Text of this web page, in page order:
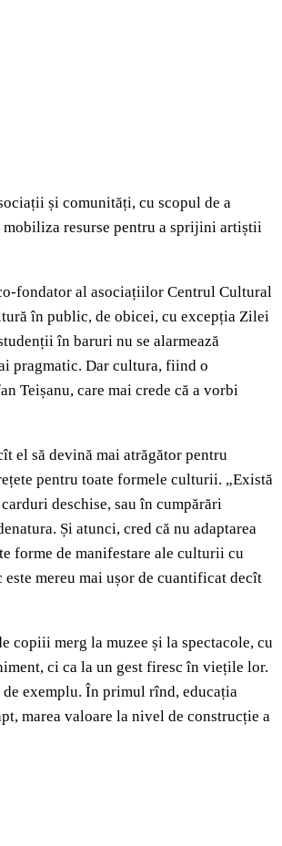
și comunități, cu scopul de a
mobiliza resurse pentru a sprijini artiștii
fondator al asociațiilor Centrul Cultural
în public, de obicei, cu excepția Zilei
în baruri nu se alarmează
pragmatic. Dar cultura, fiind o
Teișanu, care mai crede că a vorbi
el să devină mai atrăgător pentru
pentru toate formele culturii. „Există
deschise, sau în cumpărări
Și atunci, cred că nu adaptarea
forme de manifestare ale culturii cu
mereu mai ușor de cuantificat decît
copiii merg la muzee și la spectacole, cu
ci ca la un gest firesc în viețile lor.
de exemplu. În primul rînd, educația
marea valoare la nivel de construcție a